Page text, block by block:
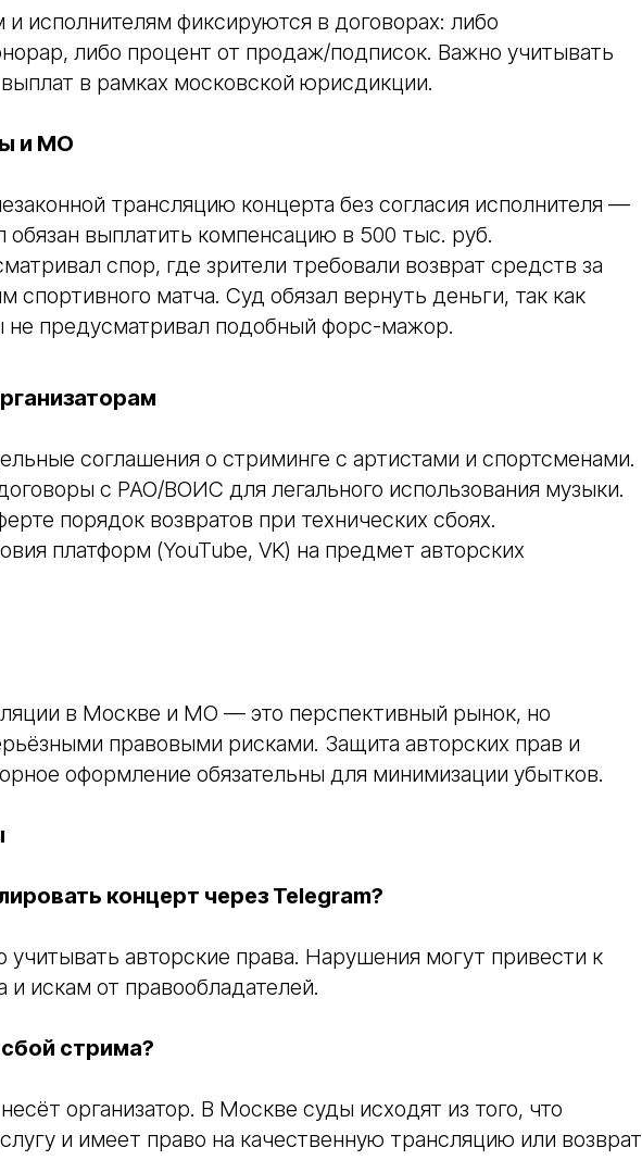
исполнителям фиксируются в договорах: либо
либо процент от продаж/подписок. Важно учитывать
в рамках московской юрисдикции.
и МО
трансляцию концерта без согласия исполнителя —
обязан выплатить компенсацию в 500 тыс. руб.
спор, где зрители требовали возврат средств за
спортивного матча. Суд обязал вернуть деньги, так как
не предусматривал подобный форс-мажор.
соглашения о стриминге с артистами и спортсменами.
с РАО/ВОИС для легального использования музыки.
порядок возвратов при технических сбоях.
платформ (YouTube, VK) на предмет авторских
в Москве и МО — это перспективный рынок, но
правовыми рисками. Защита авторских прав и
оформление обязательны для минимизации убытков.
концерт через Telegram?
авторские права. Нарушения могут привести к
и искам от правообладателей.
стрима?
организатор. В Москве суды исходят из того, что
и имеет право на качественную трансляцию или возврат